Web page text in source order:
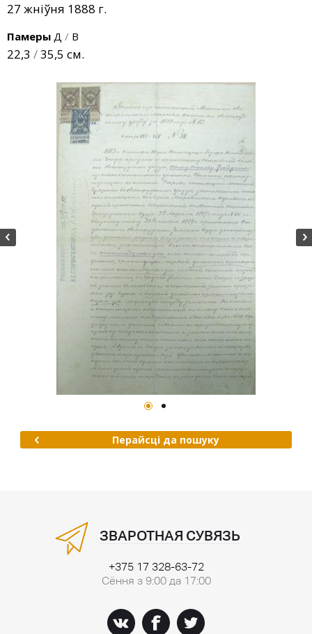
27 жніўня 1888 г.
Памеры Д / В
22,3 /35,5 см.
Перайсці да пошуку
ЗВАРОТНАЯ СУВЯЗЬ
+375 17 328-63-72
Сёння з 9:00 да 17:00